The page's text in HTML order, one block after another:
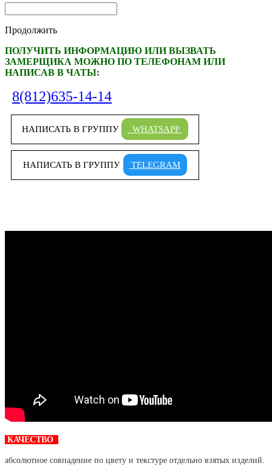
Продолжить
ПОЛУЧИТЬ ИНФОРМАЦИЮ ИЛИ ВЫЗВАТЬ
ЗАМЕРЩИКА МОЖНО ПО ТЕЛЕФОНАМ ИЛИ
НАПИСАВ В ЧАТЫ:
8(812)635-14-14
НАПИСАТЬ В ГРУППУ WHATSAPP
НАПИСАТЬ В ГРУППУ TELEGRAM
КАЧЕСТВО
абсолютное совпадение по цвету и текстуре отдельно взятых изделий.